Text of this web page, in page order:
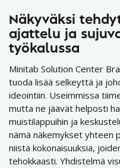
Näkyväksi
ajattelu ja
työkalussa
Minitab Solution Center
tuoda lisää selkeyttä ja
ideointiin. Useimmissa
mutta ne jäävät helposti
muistilappuihin ja
nämä näkemykset yhteen
niistä kokonaisuuksia,
tehokkaasti. Yhdistelmä